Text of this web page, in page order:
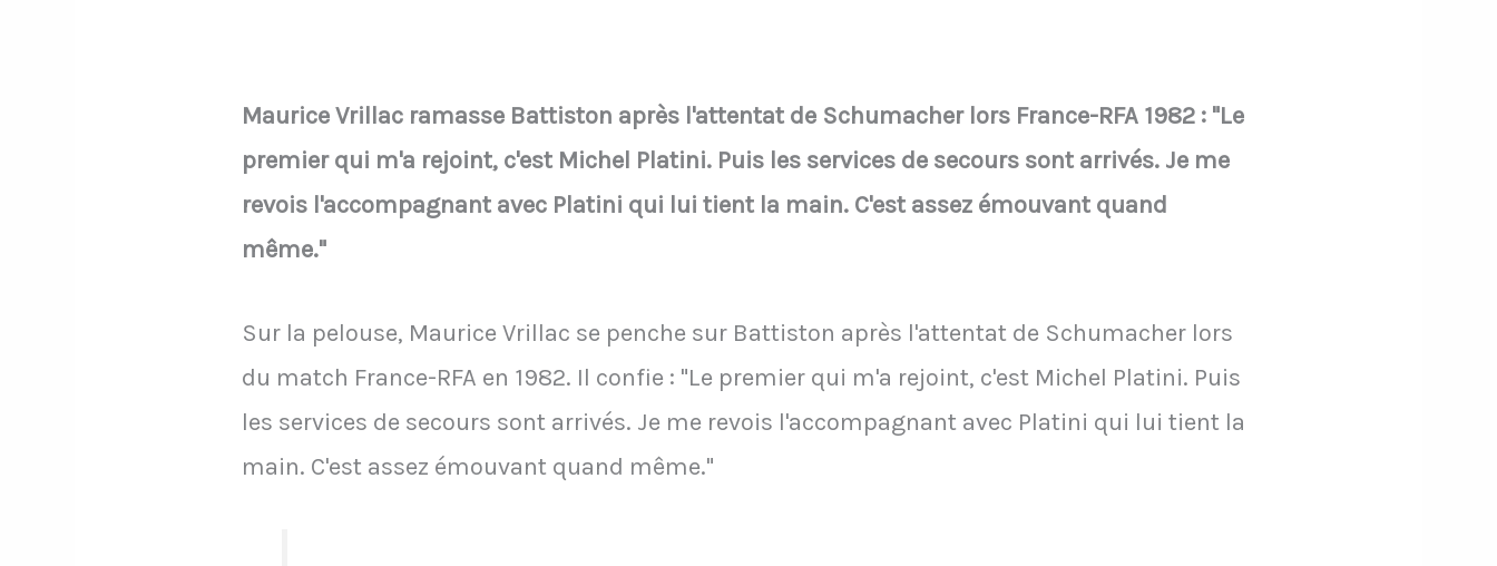
Maurice Vrillac ramasse Battiston après l'attentat de Schumacher lors France-RFA 1982 : "Le
premier qui m'a rejoint, c'est Michel Platini. Puis les services de secours sont arrivés. Je me
revois l'accompagnant avec Platini qui lui tient la main. C'est assez émouvant quand
même."
Sur la pelouse, Maurice Vrillac se penche sur Battiston après l'attentat de Schumacher lors
du match France-RFA en 1982. Il confie : "Le premier qui m'a rejoint, c'est Michel Platini. Puis
les services de secours sont arrivés. Je me revois l'accompagnant avec Platini qui lui tient la
main. C'est assez émouvant quand même."